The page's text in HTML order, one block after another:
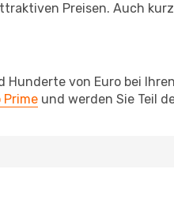
Preisen. Auch
von Euro bei
Prime und werden Sie Teil